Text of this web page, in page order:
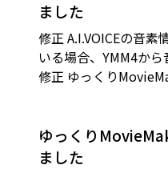
ました
修正 A.I.VOICEの音素
いる場合、YMM4か
修正 ゆっくり
ゆっくり
ました